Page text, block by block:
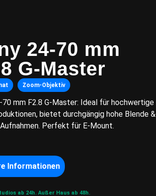
24-70 mm
G-Master
Zoom-Objektiv
70 mm F2.8 G-Master: Ideal für hochwertige
bietet durchgängig hohe Blende &
Perfekt für E-Mount.
Informationen
ab 24h. Außer Haus ab 48h.